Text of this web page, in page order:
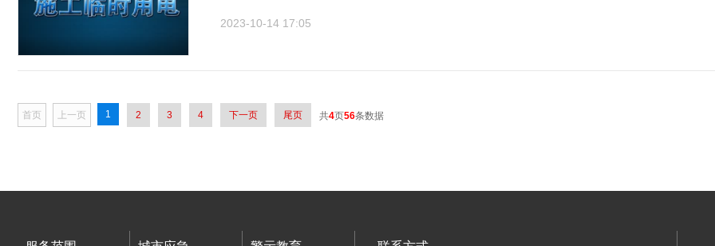
2023-10-14 17:05
首页 上一页 1 2 3 4 下一页 尾页 共4页56条数据